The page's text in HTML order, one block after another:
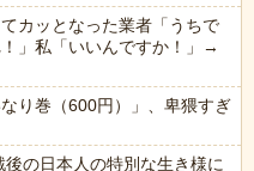
カッとなった業者「うちで
」私「いいんですか！」→
り巻（600円）」、卑猥すぎ
の日本人の特別な生き様に